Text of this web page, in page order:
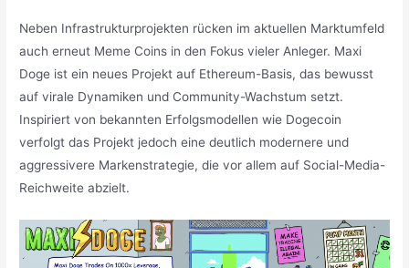
Neben Infrastrukturprojekten rücken im aktuellen Marktumfeld
auch erneut Meme Coins in den Fokus vieler Anleger. Maxi
Doge ist ein neues Projekt auf Ethereum-Basis, das bewusst
auf virale Dynamiken und Community-Wachstum setzt.
Inspiriert von bekannten Erfolgsmodellen wie Dogecoin
verfolgt das Projekt jedoch eine deutlich modernere und
aggressivere Markenstrategie, die vor allem auf Social-Media-
Reichweite abzielt.